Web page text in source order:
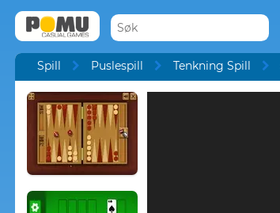
Spill Puslespill Tenkning Spill